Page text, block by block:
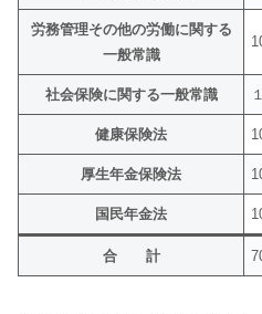
労務管理その他の労働に関する
一般常識
社会保険に関する一般常識
健康保険法
厚生年金保険法
国民年金法
合 計